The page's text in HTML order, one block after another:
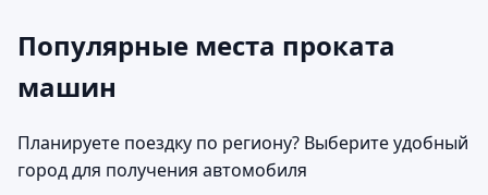
Популярные места проката
машин
Планируете поездку по региону? Выберите удобный
город для получения автомобиля